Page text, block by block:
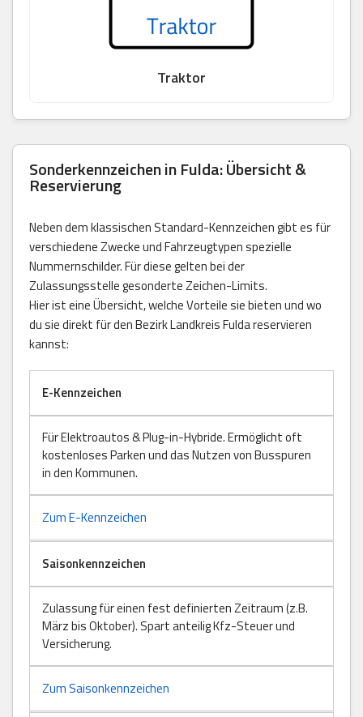
Traktor
Sonderkennzeichen in Fulda: Übersicht &
Reservierung
Neben dem klassischen Standard-Kennzeichen gibt es für
verschiedene Zwecke und Fahrzeugtypen spezielle
Nummernschilder. Für diese gelten bei der
Zulassungsstelle gesonderte Zeichen-Limits.
Hier ist eine Übersicht, welche Vorteile sie bieten und wo
du sie direkt für den Bezirk Landkreis Fulda reservieren
kannst:
E-Kennzeichen
Für Elektroautos & Plug-in-Hybride. Ermöglicht oft
kostenloses Parken und das Nutzen von Busspuren
in den Kommunen.
Zum E-Kennzeichen
Saisonkennzeichen
Zulassung für einen fest definierten Zeitraum (z.B.
März bis Oktober). Spart anteilig Kfz-Steuer und
Versicherung.
Zum Saisonkennzeichen